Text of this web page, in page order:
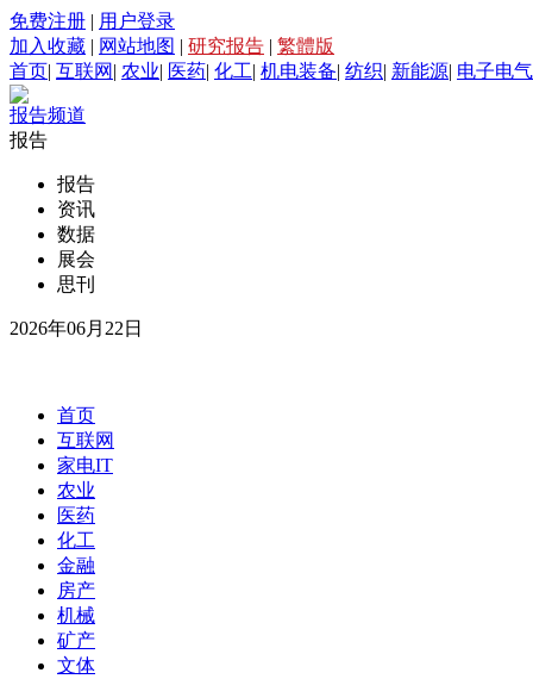
免费注册 | 用户登录
加入收藏 | 网站地图 | 研究报告 | 繁體版
首页| 互联网 | 农业| 医药| 化工| 机电装备| 纺织| 新能源| 电子电气
报告频道
报告
报告
资讯
数据
展会
思刊
2026年06月22日
首页
互联网
家电IT
农业
医药
化工
金融
房产
机械
矿产
文体